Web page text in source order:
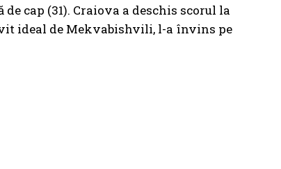
cap (31). Craiova a deschis scorul la
ideal de Mekvabishvili, l-a învins pe